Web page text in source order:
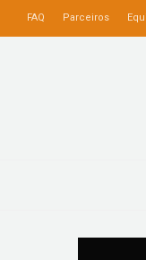
FAQ Parceiros